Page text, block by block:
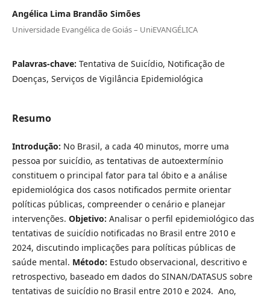
Angélica Lima Brandão Simões
Universidade Evangélica de Goiás – UniEVANGÉLICA
Palavras-chave: Tentativa de Suicídio, Notificação de
Doenças, Serviços de Vigilância Epidemiológica
Resumo
Introdução: No Brasil, a cada 40 minutos, morre uma
pessoa por suicídio, as tentativas de autoextermínio
constituem o principal fator para tal óbito e a análise
epidemiológica dos casos notificados permite orientar
políticas públicas, compreender o cenário e planejar
intervenções. Objetivo: Analisar o perfil epidemiológico das
tentativas de suicídio notificadas no Brasil entre 2010 e
2024, discutindo implicações para políticas públicas de
saúde mental. Método: Estudo observacional, descritivo e
retrospectivo, baseado em dados do SINAN/DATASUS sobre
tentativas de suicídio no Brasil entre 2010 e 2024. Ano,